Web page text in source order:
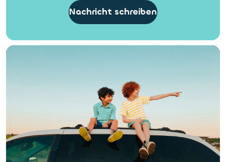
Nachricht schreiben